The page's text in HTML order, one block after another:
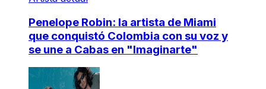
Penelope Robin: la artista de Miami
que conquistó Colombia con su voz y
se une a Cabas en "Imaginarte"